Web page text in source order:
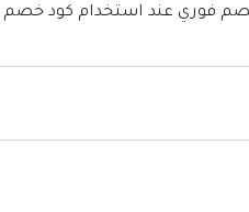
فوري عند استخدام كود خصم